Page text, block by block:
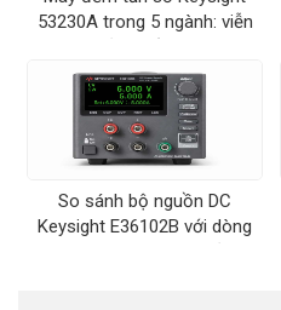
53230A trong 5 ngành: viễn
chuẩn, giáo dục
So sánh bộ nguồn DC
Keysight E36102B với dòng